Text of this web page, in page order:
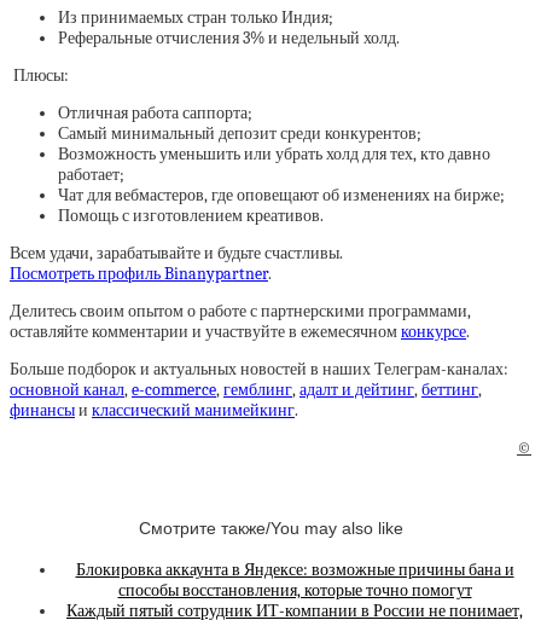
Из принимаемых стран только Индия;
Реферальные отчисления 3% и недельный холд.
Плюсы:
Отличная работа саппорта;
Самый минимальный депозит среди конкурентов;
Возможность уменьшить или убрать холд для тех, кто давно
работает;
Чат для вебмастеров, где оповещают об изменениях на бирже;
Помощь с изготовлением креативов.
Всем удачи, зарабатывайте и будьте счастливы.
Посмотреть профиль Binanypartner.
Делитесь своим опытом о работе с партнерскими программами,
оставляйте комментарии и участвуйте в ежемесячномконкурсе.
Больше подборок и актуальных новостей в наших Телеграм-каналах:
основной канал,e-commerce,гемблинг,адалт и дейтинг,беттинг,
финансыи классический манимейкинг.
©
Смотрите также/You may also like
Блокировка аккаунта в Яндексе: возможные причины бана и
способы восстановления, которые точно помогут
Каждый пятый сотрудник ИТ-компании в России не понимает,